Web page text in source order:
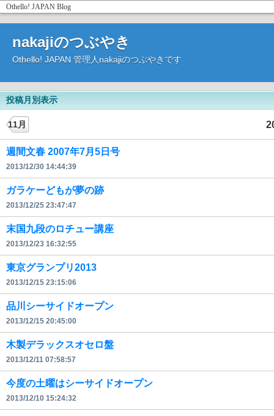
Othello! JAPAN Blog
nakajiのつぶやき
Othello! JAPAN 管理人nakajiのつぶやきです
投稿月別表示
11月
週間文春 2007年7月5日号
2013/12/30 14:44:39
ガラケーどもが夢の跡
2013/12/25 23:47:47
末国九段のロチュー講座
2013/12/23 16:32:55
東京グランプリ2013
2013/12/15 23:15:06
品川シーサイドオープン
2013/12/15 20:45:00
木製デラックスオセロ盤
2013/12/11 07:58:57
今度の土曜はシーサイドオープン
2013/12/10 15:24:32